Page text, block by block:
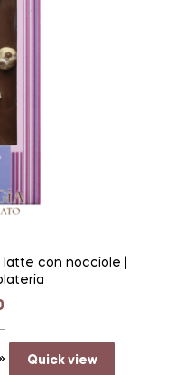
con nocciole |
Quick view